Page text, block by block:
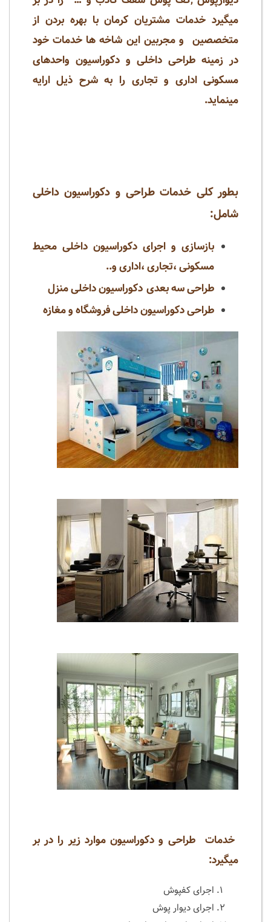
میگیرد خدمات مشتریان کرمان با بهره بردن از
متخصصین و مجربین این شاخه ها خدمات خود
در زمینه طراحی داخلی و دکوراسیون واحدهای
مسکونی اداری و تجاری را به شرح ذیل ارایه
مینماید.
بطور کلی خدمات طراحی و دکوراسیون داخلی
شامل:
بازسازی و اجرای دکوراسیون داخلی محیط
مسکونی ،تجاری ،اداری و..
طراحی سه بعدی دکوراسیون داخلی منزل
طراحی دکوراسیون داخلی فروشگاه و مغازه
خدمات طراحی و دکوراسیون موارد زیر را در بر
میگیرد:
اجرای کفپوش
اجرای دیوار پوش